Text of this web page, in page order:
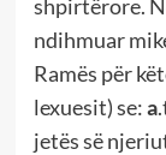
shpirtërore.
ndihmuar
Ramës për
lexuesit) se:a
jetës së